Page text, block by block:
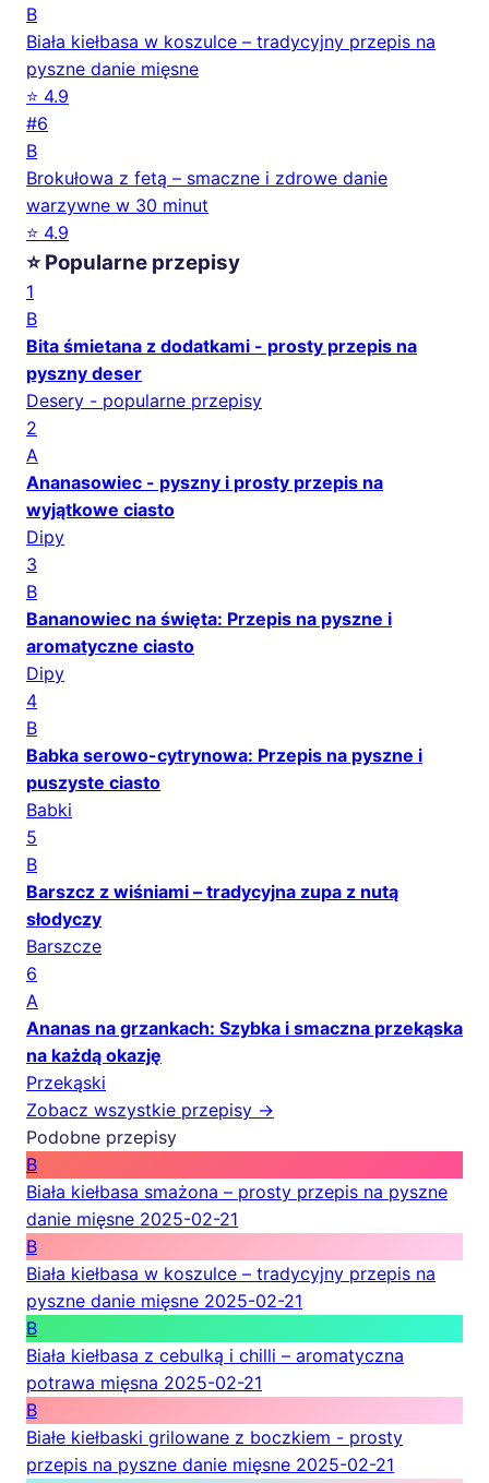
B
Biała kiełbasa w koszulce – tradycyjny przepis na
pyszne danie mięsne
⭐ 4.9
#6
B
Brokułowa z fetą – smaczne i zdrowe danie
warzywne w 30 minut
⭐ 4.9
⭐ Popularne przepisy
1
B
Bita śmietana z dodatkami - prosty przepis na
pyszny deser
Desery - popularne przepisy
2
A
Ananasowiec - pyszny i prosty przepis na
wyjątkowe ciasto
Dipy
3
B
Bananowiec na święta: Przepis na pyszne i
aromatyczne ciasto
Dipy
4
B
Babka serowo-cytrynowa: Przepis na pyszne i
puszyste ciasto
Babki
5
B
Barszcz z wiśniami – tradycyjna zupa z nutą
słodyczy
Barszcze
6
A
Ananas na grzankach: Szybka i smaczna przekąska
na każdą okazję
Przekąski
Zobacz wszystkie przepisy →
Podobne przepisy
B
Biała kiełbasa smażona – prosty przepis na pyszne
danie mięsne 2025-02-21
B
Biała kiełbasa w koszulce – tradycyjny przepis na
pyszne danie mięsne 2025-02-21
B
Biała kiełbasa z cebulką i chilli – aromatyczna
potrawa mięsna 2025-02-21
B
Białe kiełbaski grilowane z boczkiem - prosty
przepis na pyszne danie mięsne 2025-02-21